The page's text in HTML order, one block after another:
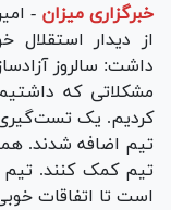
خبرگزاری میزان -
از دیدار استقلال
داشت: سالروز
کردیم. یک
تیم اضافه شدند.
تیم کمک کنند. تیم
است تا اتفاقات